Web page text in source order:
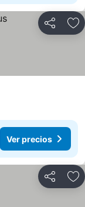
Compartir
Ver precios
Compartir